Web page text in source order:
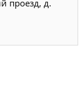
проезд, д.